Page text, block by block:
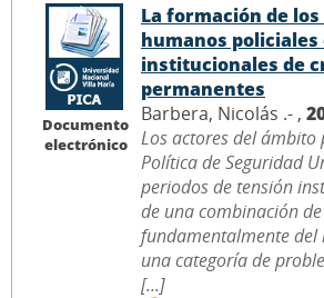
Documento
electrónico
La formación de
humanos policiales
institucionales de
permanentes
Barbera, Nicolás .- ,
Los actores del ámbito
Política de Seguridad
periodos de tensión
de una combinación
fundamentalmente del
una categoría de
[...]